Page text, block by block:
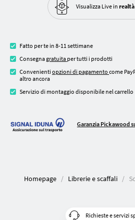
Visualizza Live in
Fatto per te in 8-11 settimane
Consegnagratuita per tutti i prodotti
Convenienti opzioni di pagamento come
altro ancora
Servizio di montaggio disponibile nel carrello
Garanzia Pickawood
Homepage Librerie e scaffali
Richieste e servizi